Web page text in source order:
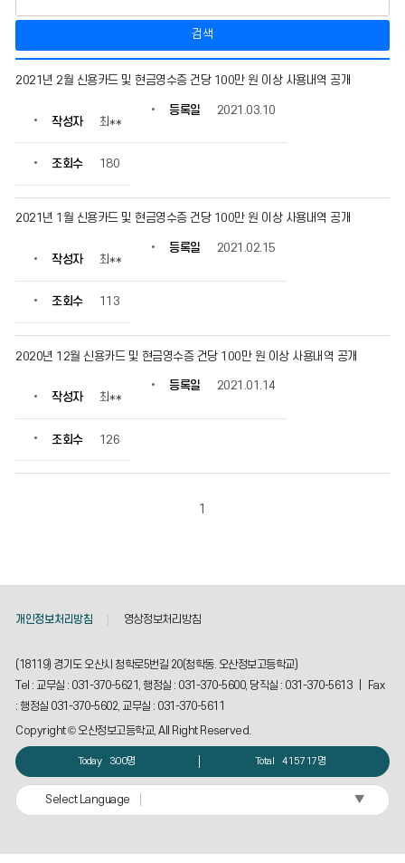
검색
용
사
역
의
제
작
할
습
니
다.
2021년 2월 신용카드 및 현금영수증 건당 100만 원 이상 사용내역 공개
작성자 최**
등록일 2021.03.10
조회수 180
2021년 1월 신용카드 및 현금영수증 건당 100만 원 이상 사용내역 공개
작성자 최**
등록일 2021.02.15
조회수 113
2020년 12월 신용카드 및 현금영수증 건당 100만 원 이상 사용내역 공개
작성자 최**
등록일 2021.01.14
조회수 126
1
개인정보처리방침 영상정보처리방침
(18119) 경기도 오산시 청학로5번길 20(청학동. 오산정보고등학교)
Tel : 교무실 : 031-370-5621, 행정실 : 031-370-5600, 당직실 : 031-370-5613 | Fax
: 행정실 031-370-5602, 교무실 : 031-370-5611
Copyright © 오산정보고등학교, All Right Reserved.
Today 300명 Total 415717명
Select Language ▼